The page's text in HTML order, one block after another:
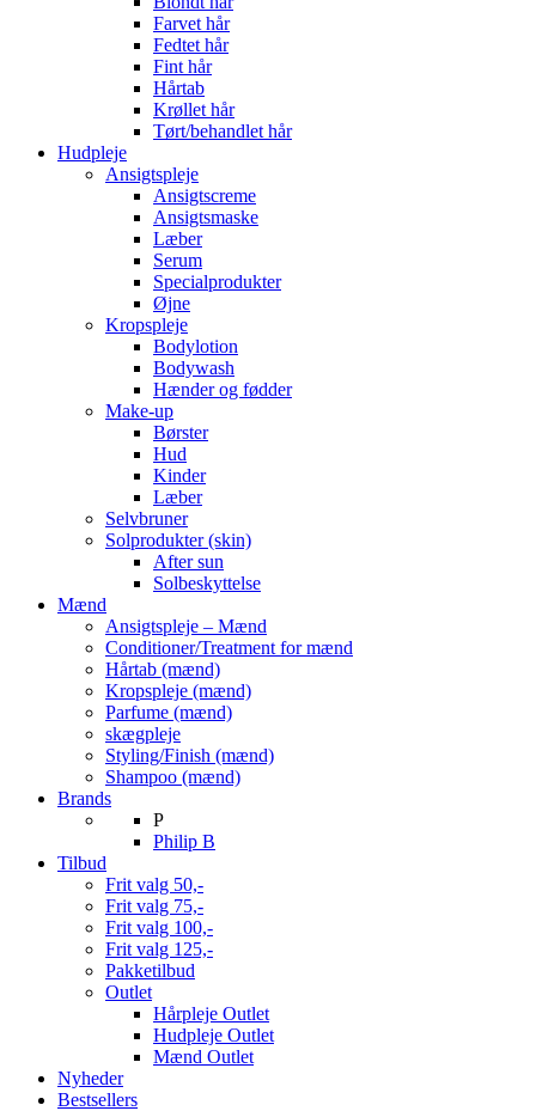
Farvet hår
Fedtet hår
Fint hår
Hårtab
Krøllet hår
Tørt/behandlet hår
Hudpleje
Ansigtspleje
Ansigtscreme
Ansigtsmaske
Læber
Serum
Specialprodukter
Øjne
Kropspleje
Bodylotion
Bodywash
Hænder og fødder
Make-up
Børster
Hud
Kinder
Læber
Selvbruner
Solprodukter (skin)
After sun
Solbeskyttelse
Mænd
Ansigtspleje – Mænd
Conditioner/Treatment for mænd
Hårtab (mænd)
Kropspleje (mænd)
Parfume (mænd)
skægpleje
Styling/Finish (mænd)
Shampoo (mænd)
Brands
P
Philip B
Tilbud
Frit valg 50,-
Frit valg 75,-
Frit valg 100,-
Frit valg 125,-
Pakketilbud
Outlet
Hårpleje Outlet
Hudpleje Outlet
Mænd Outlet
Nyheder
Bestsellers